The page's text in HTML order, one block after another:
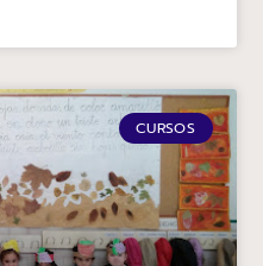
CURSOS